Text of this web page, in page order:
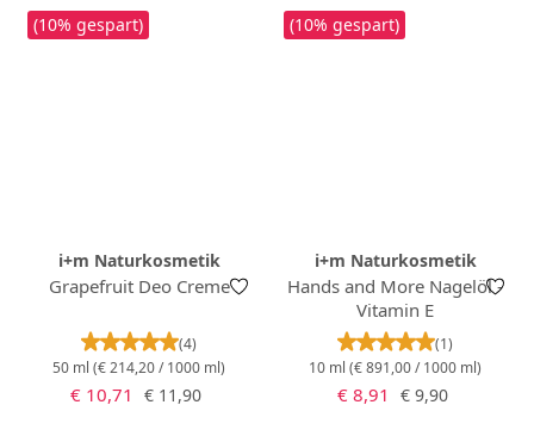
(10% gespart)
i+m Naturkosmetik
Grapefruit Deo Creme
Durchschnittliche Bewertung von 5 von 5
(4)
50 ml (€ 214,20 / 1000 ml)
Verkaufspreis:
€ 10,71 Regulärer Preis:
€ 11,90
(10% gespart)
i+m Naturkosmetik
Hands and More Nagelöl -
Vitamin E
(1)
10 ml (€ 891,00 / 1000 ml)
Verkaufspreis:
€ 8,91 Regulärer Preis:
€ 9,90